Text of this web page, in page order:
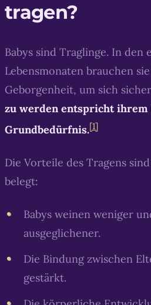
tragen?
Babys sind Traglinge. In den
Lebensmonaten brauchen
Geborgenheit, um sich
zu werden entspricht ihrem
Grundbedürfnis.[1]
Die Vorteile des Tragens
belegt:
Babys weinen weniger
ausgeglichener.
Die Bindung zwischen
gestärkt.